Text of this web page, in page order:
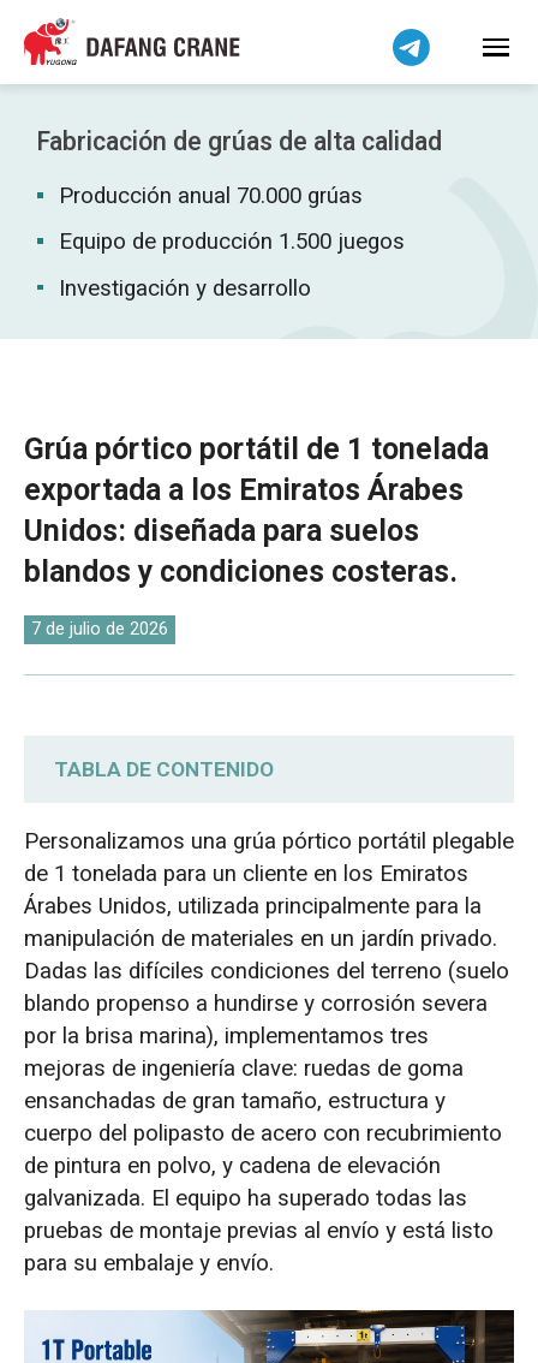
Fabricación de grúas de alta calidad
Producción anual 70.000 grúas
Equipo de producción 1.500 juegos
Investigación y desarrollo
Grúa pórtico portátil de 1 tonelada
exportada a los Emiratos Árabes
Unidos: diseñada para suelos
blandos y condiciones costeras.
7 de julio de 2026
TABLA DE CONTENIDO
Requisitos de adquisición: Operación en
terrenos blandos y protección contra la
corrosión costera.
Diseño personalizado de grúa pórtico
portátil: ruedas anchas de goma,
revestimiento anticorrosión y cadena
galvanizada.
Ruedas de goma ensanchadas para terrenos
blandos.
Tres medidas anticorrosión para entornos
costeros
completamente de acero inoxidable?
Personalizamos una grúa pórtico portátil plegable
de 1 tonelada para un cliente en los Emiratos
Árabes Unidos, utilizada principalmente para la
manipulación de materiales en un jardín privado.
Dadas las difíciles condiciones del terreno (suelo
blando propenso a hundirse y corrosión severa
por la brisa marina), implementamos tres
mejoras de ingeniería clave: ruedas de goma
ensanchadas de gran tamaño, estructura y
cuerpo del polipasto de acero con recubrimiento
de pintura en polvo, y cadena de elevación
galvanizada. El equipo ha superado todas las
pruebas de montaje previas al envío y está listo
para su embalaje y envío.
Bahasa Indonesia
Bahasa Melayu
Tiếng Việt
简体中文
فارسی
Pilipino
اردو
Kiswahili
Norsk
O‘zbekcha